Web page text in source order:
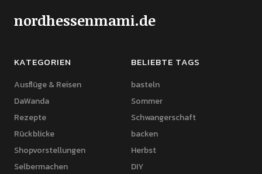
nordhessenmami.de
KATEGORIEN
Ausflüge & Reisen
DaWanda
Rezepte
Rückblicke
Shopvorstellungen
Selbermachen
BELIEBTE TAGS
basteln
Sommer
Schwangerschaft
backen
Herbst
DIY